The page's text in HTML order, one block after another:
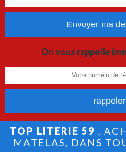
On vous rappelle
TOP LITERIE 59 ,
MATELAS, DANS